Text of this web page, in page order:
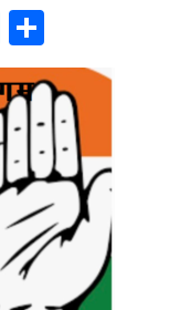
Telegram